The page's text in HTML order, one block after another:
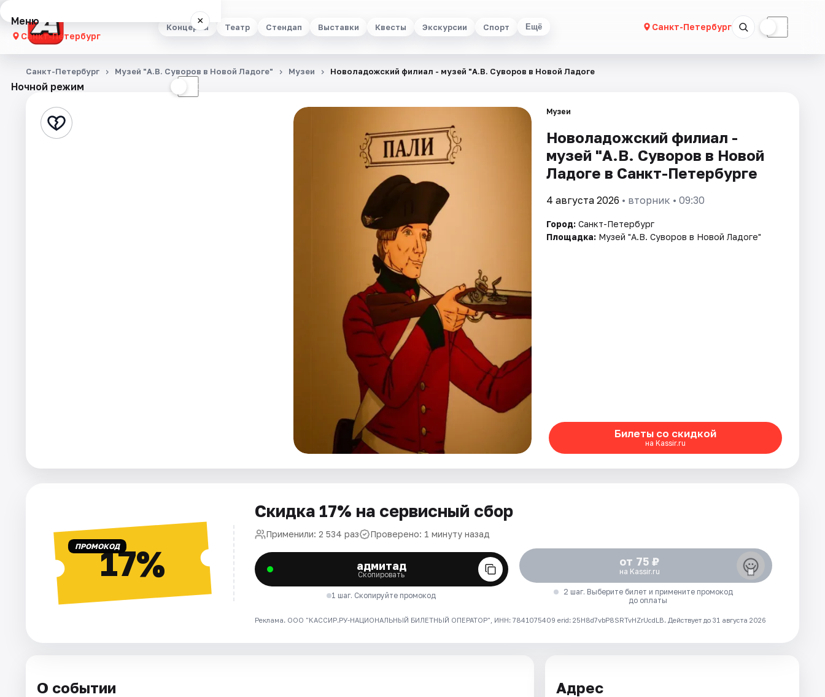
Концерты Театр Стендап Выставки Квесты Экскурсии Спорт Ещё Санкт-Петербург ☾
Меню ×
Санкт-Петербург
Концерты
Стендап
Ночной режим ☾
Санкт-Петербург Музей "А.В. Суворов в Новой Ладоге" Музеи Новоладожский филиал - музей "А.В. Суворов в Новой Ладоге
Музеи
Новоладожский филиал -
музей "А.В. Суворов в Новой
Ладоге в Санкт-Петербурге
4 августа 2026 • вторник • 09:30
Город: Санкт-Петербург
Площадка: Музей "А.В. Суворов в Новой Ладоге"
Билеты со скидкой
на Kassir.ru
ПРОМОКОД17%
Скидка 17% на сервисный сбор
Применили: 2 534 раз Проверено: 1 минуту назад
адмитад
Скопировать
1 шаг. Скопируйте промокод
от 75 ₽
на Kassir.ru
2 шаг. Выберите билет и примените промокод
до оплаты
Реклама. ООО "КАССИР.РУ-НАЦИОНАЛЬНЫЙ БИЛЕТНЫЙ ОПЕРАТОР", ИНН: 7841075409 erid: 25H8d7vbP8SRTvHZrUcdLB. Действует до 31 августа 2026
О событии Адрес